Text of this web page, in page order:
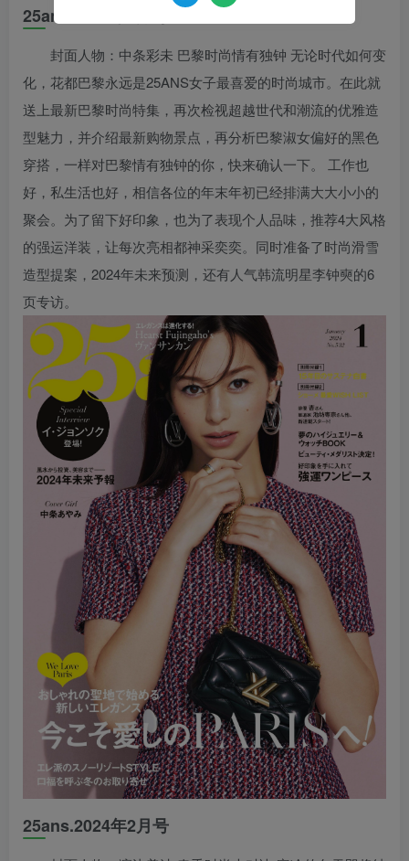
25ans.2024年1月号
封面人物：中条彩未 巴黎时尚情有独钟 无论时代如何变
化，花都巴黎永远是25ANS女子最喜爱的时尚城市。在此就
送上最新巴黎时尚特集，再次检视超越世代和潮流的优雅造
型魅力，并介绍最新购物景点，再分析巴黎淑女偏好的黑色
穿搭，一样对巴黎情有独钟的你，快来确认一下。 工作也
好，私生活也好，相信各位的年末年初已经排满大大小小的
聚会。为了留下好印象，也为了表现个人品味，推荐4大风格
的强运洋装，让每次亮相都神采奕奕。同时准备了时尚滑雪
造型提案，2024年未来预测，还有人气韩流明星李钟奭的6
页专访。
25ans.2024年2月号